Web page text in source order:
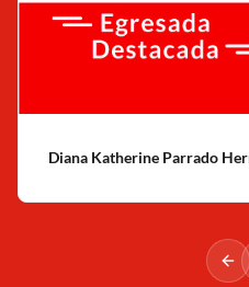
Diana Katherine Parrado